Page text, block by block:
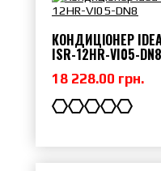
КОНДИЦІОНЕР IDEA
ISR-12HR-VI05-DN8
18 228.00 грн.